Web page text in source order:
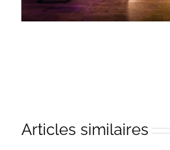
Articles similaires